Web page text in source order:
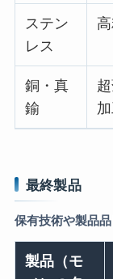
ステン
レス
銅・真
鍮
最終製品
保有技術や製品
製品（モ